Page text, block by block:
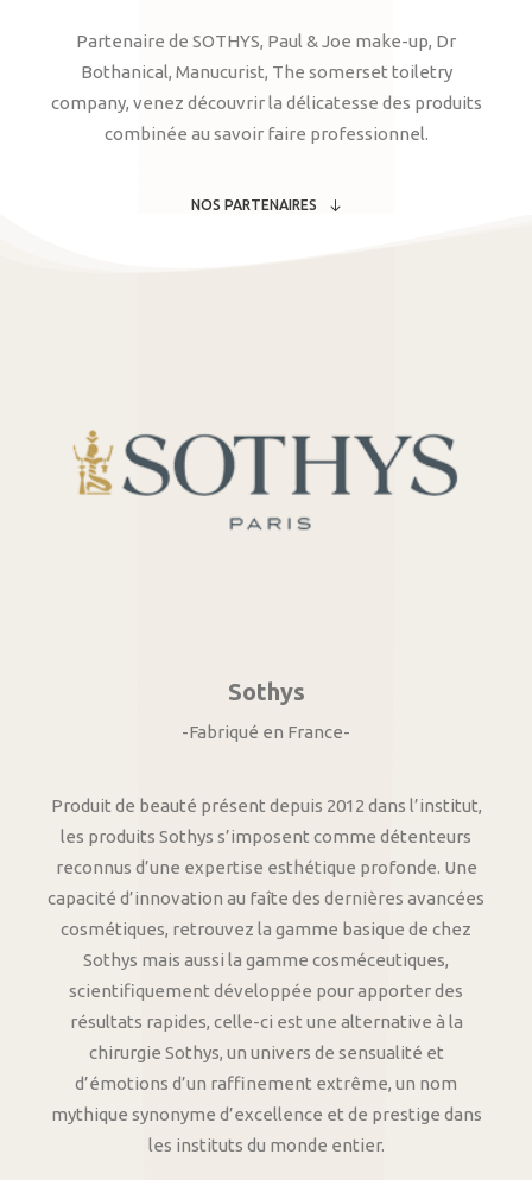
Partenaire de SOTHYS, Paul & Joe make-up, Dr
Bothanical, Manucurist, The somerset toiletry
company, venez découvrir la délicatesse des produits
combinée au savoir faire professionnel.
NOS PARTENAIRES
Sothys
-Fabriqué en France-
Produit de beauté présent depuis 2012 dans l’institut,
les produits Sothys s’imposent comme détenteurs
reconnus d’une expertise esthétique profonde. Une
capacité d’innovation au faîte des dernières avancées
cosmétiques, retrouvez la gamme basique de chez
Sothys mais aussi la gamme cosméceutiques,
scientifiquement développée pour apporter des
résultats rapides, celle-ci est une alternative à la
chirurgie Sothys, un univers de sensualité et
d’émotions d’un raffinement extrême, un nom
mythique synonyme d’excellence et de prestige dans
les instituts du monde entier.